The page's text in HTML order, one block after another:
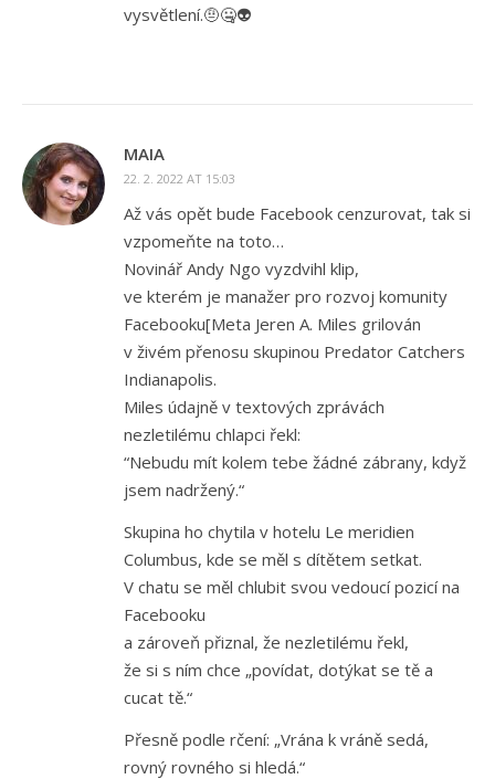
vysvětlení.🤨🤐👽
MAIA
22. 2. 2022 AT 15:03
Až vás opět bude Facebook cenzurovat, tak si
vzpomeňte na toto…
Novinář Andy Ngo vyzdvihl klip,
ve kterém je manažer pro rozvoj komunity
Facebooku[Meta Jeren A. Miles grilován
v živém přenosu skupinou Predator Catchers
Indianapolis.
Miles údajně v textových zprávách
nezletilému chlapci řekl:
“Nebudu mít kolem tebe žádné zábrany, když
jsem nadržený.“
Skupina ho chytila v hotelu Le meridien
Columbus, kde se měl s dítětem setkat.
V chatu se měl chlubit svou vedoucí pozicí na
Facebooku
a zároveň přiznal, že nezletilému řekl,
že si s ním chce „povídat, dotýkat se tě a
cucat tě.“
Přesně podle rčení: „Vrána k vráně sedá,
rovný rovného si hledá.“